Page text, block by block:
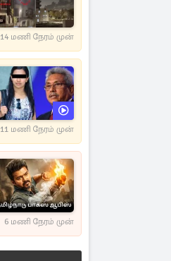
14 மணி நேரம் முன்
11 மணி நேரம் முன்
6 மணி நேரம் முன்